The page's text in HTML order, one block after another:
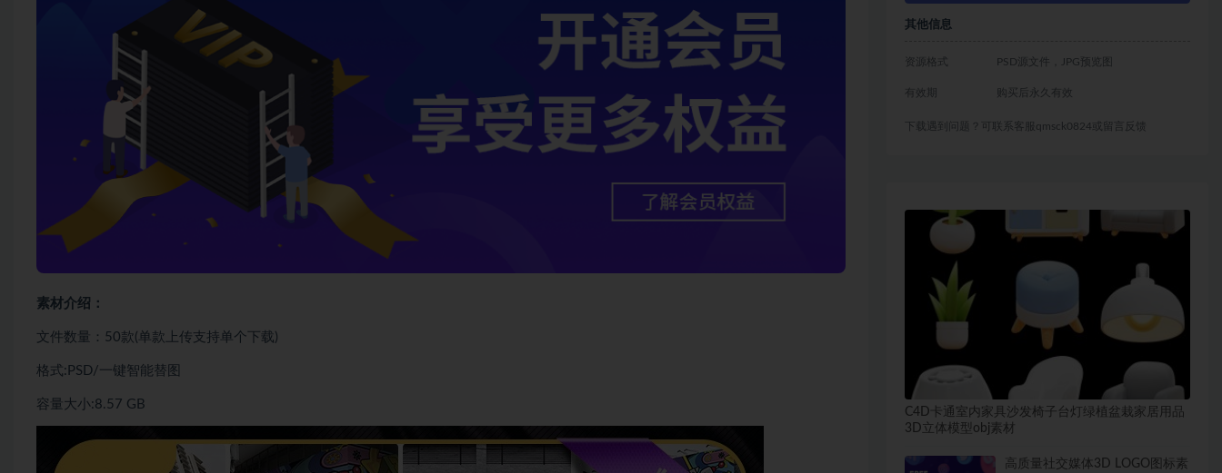
素材介绍：
文件数量：50款(单款上传支持单个下载)
格式:PSD/一键智能替图
容量大小:8.57 GB
其他信息
资源格式 PSD源文件，JPG预览图
有效期 购买后永久有效
下载遇到问题？可联系客服qmsck0824或留言反馈
C4D卡通室内家具沙发椅子台灯绿植盆栽家居用品
3D立体模型obj素材
高质量社交媒体3D LOGO图标素